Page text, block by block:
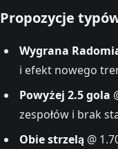
Propozycje
Wygrana
i efekt nowego
Powyżej 2.5 gola
zespołów i brak
Obie strzelą @